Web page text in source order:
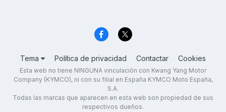
Tema Política de privacidad Contactar Cookies
Esta web no tiene NINGUNA vinculación con Kwang Yang Motor
Company (KYMCO), ni con su filial en España KYMCO Moto España,
S.A.
Todas las marcas que aparecen en esta web son propiedad de sus
respectivos dueños.